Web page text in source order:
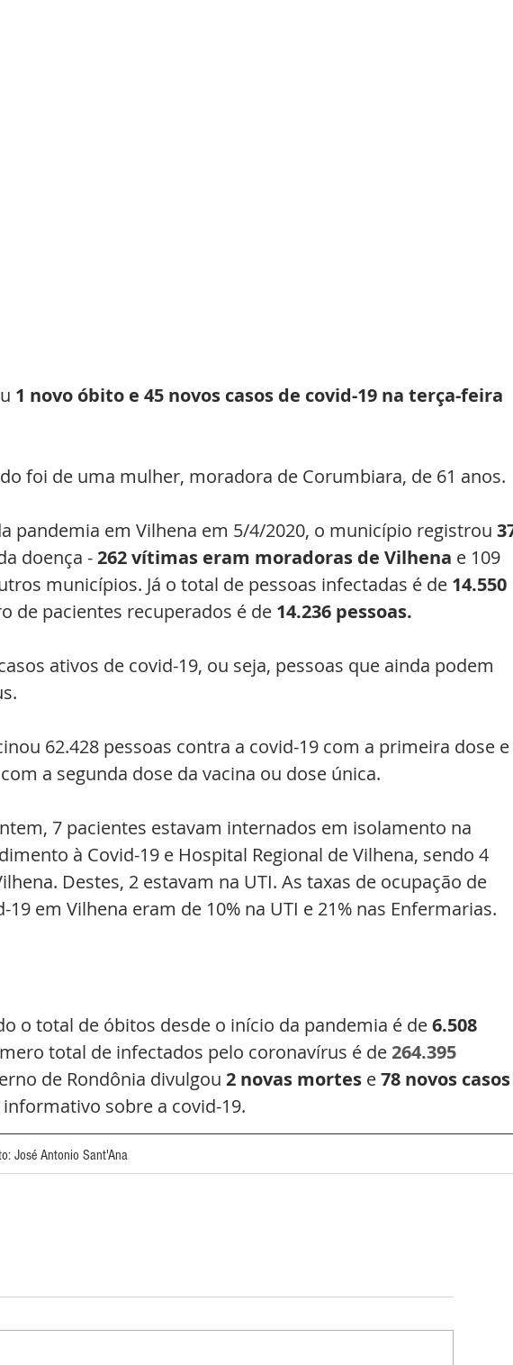
1 novo óbito e 45 novos casos de covid-19 na terça-feira
foi de uma mulher, moradora de Corumbiara, de 61 anos.
pandemia em Vilhena em 5/4/2020, o município registrou
doença - 262 vítimas eram moradoras de Vilhena e 109
municípios. Já o total de pessoas infectadas é de 14.550
de pacientes recuperados é de 14.236 pessoas.
ativos de covid-19, ou seja, pessoas que ainda podem
62.428 pessoas contra a covid-19 com a primeira dose e
a segunda dose da vacina ou dose única.
7 pacientes estavam internados em isolamento na
à Covid-19 e Hospital Regional de Vilhena, sendo 4
Destes, 2 estavam na UTI. As taxas de ocupação de
19 em Vilhena eram de 10% na UTI e 21% nas Enfermarias.
o total de óbitos desde o início da pandemia é de 6.508
total de infectados pelo coronavírus é de 264.395
de Rondônia divulgou 2 novas mortes e 78 novos casos
sobre a covid-19.
José Antonio Sant'Ana